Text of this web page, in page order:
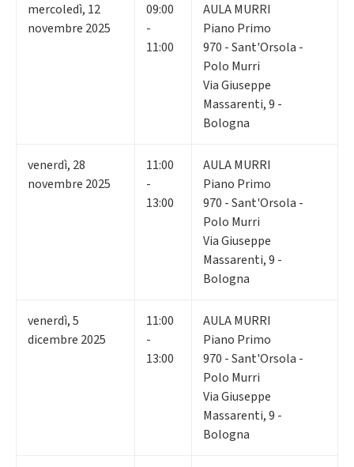
mercoledì, 12
novembre 2025
09:00
-
11:00
AULA MURRI
Piano Primo
970 - Sant'Orsola -
Polo Murri
Via Giuseppe
Massarenti, 9 -
Bologna
venerdì, 28
novembre 2025
11:00
-
13:00
AULA MURRI
Piano Primo
970 - Sant'Orsola -
Polo Murri
Via Giuseppe
Massarenti, 9 -
Bologna
venerdì,5
dicembre 2025
11:00
-
13:00
AULA MURRI
Piano Primo
970 - Sant'Orsola -
Polo Murri
Via Giuseppe
Massarenti, 9 -
Bologna